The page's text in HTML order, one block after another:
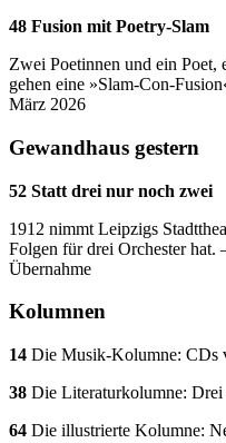
48 Fusion mit Poetry-Slam
Zwei Poetinnen und ein Poet,
gehen eine »Slam-Con-
März 2026
Gewandhaus gestern
52 Statt drei nur noch zwei
1912 nimmt Leipzigs
Folgen für drei Orchester hat.
Übernahme
Kolumnen
14 Die Musik-Kolumne: CDs
38 Die Literaturkolumne:
64 Die illustrierte Kolumne: